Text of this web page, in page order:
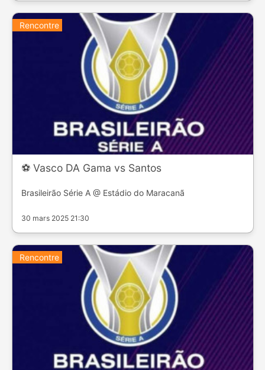
Rencontre
⚽️ Vasco DA Gama vs Santos
Brasileirão Série A @ Estádio do Maracanã
30 mars 2025 21:30
Rencontre